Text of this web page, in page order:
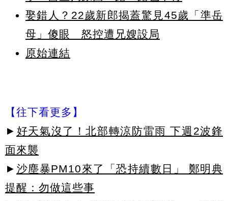
娶錯人？22歲新郎揭蓋驚見45歲「準岳
母」傻眼 怒控遭兄嫂設局
原始連結
【往下看更多】
► 好天氣沒了！北部轉涼防雷雨 下週2波鋒
面來襲
► 沙塵暴PM10來了「恐持續數日」 鄭明典
提醒：勿做這些事